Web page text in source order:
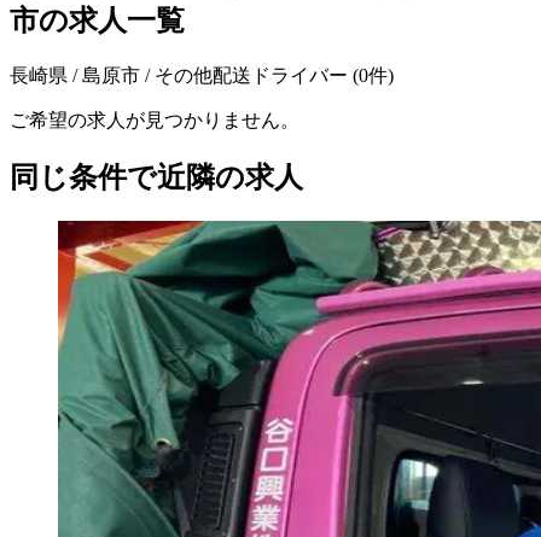
市の求人一覧
長崎県 / 島原市 / その他配送ドライバー (0件)
ご希望の求人が見つかりません。
同じ条件で近隣の求人